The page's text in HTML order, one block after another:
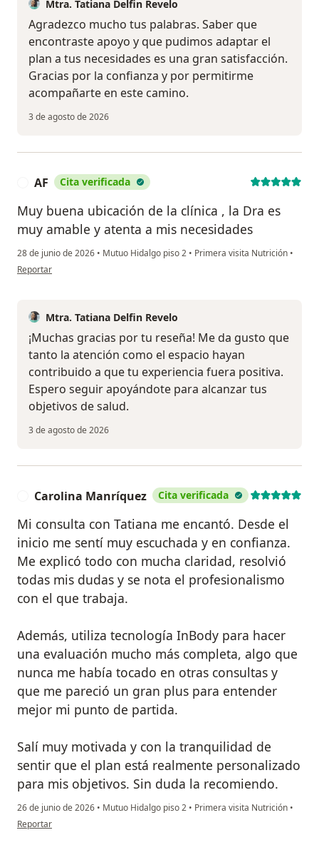
Mtra. Tatiana Delfin Revelo
Agradezco mucho tus palabras. Saber que
encontraste apoyo y que pudimos adaptar el
plan a tus necesidades es una gran satisfacción.
Gracias por la confianza y por permitirme
acompañarte en este camino.
3 de agosto de 2026
AF Cita verificada
Muy buena ubicación de la clínica , la Dra es
muy amable y atenta a mis necesidades
28 de junio de 2026 • Mutuo Hidalgo piso 2 • Primera visita Nutrición •
en opinión del usuario AF
Reportar
Mtra. Tatiana Delfin Revelo
¡Muchas gracias por tu reseña! Me da gusto que
tanto la atención como el espacio hayan
contribuido a que tu experiencia fuera positiva.
Espero seguir apoyándote para alcanzar tus
objetivos de salud.
3 de agosto de 2026
Carolina Manríquez Cita verificada
Mi consulta con Tatiana me encantó. Desde el
inicio me sentí muy escuchada y en confianza.
Me explicó todo con mucha claridad, resolvió
todas mis dudas y se nota el profesionalismo
con el que trabaja.
Además, utiliza tecnología InBody para hacer
una evaluación mucho más completa, algo que
nunca me había tocado en otras consultas y
que me pareció un gran plus para entender
mejor mi punto de partida.
Salí muy motivada y con la tranquilidad de
sentir que el plan está realmente personalizado
para mis objetivos. Sin duda la recomiendo.
26 de junio de 2026 • Mutuo Hidalgo piso 2 • Primera visita Nutrición •
en opinión del usuario Carolina Manríquez
Reportar